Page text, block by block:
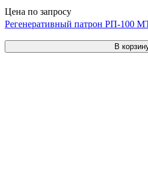
Цена по запросу
Регенеративный патрон РП-100
В